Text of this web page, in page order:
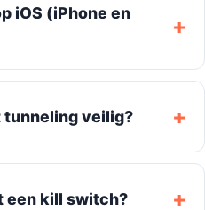
iOS (iPhone en
tunneling veilig?
een kill switch?